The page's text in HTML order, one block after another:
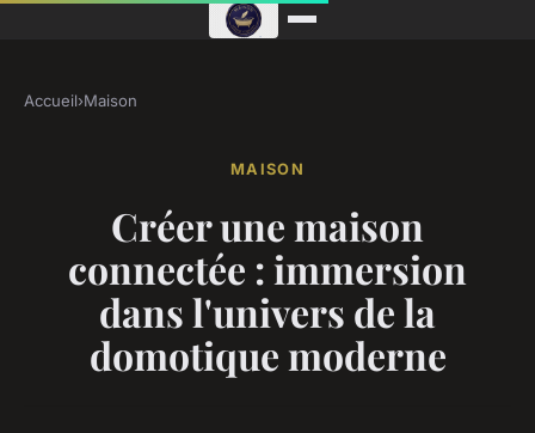
Accueil›Maison
MAISON
Créer une maison
connectée : immersion
dans l'univers de la
domotique moderne